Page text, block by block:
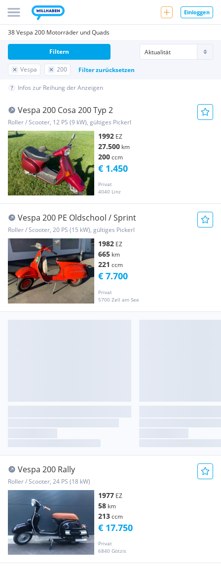
Einloggen
38 Vespa 200 Motorräder und Quads
Vespa 200 Filter zurücksetzen
Filtern
Infos zur Reihung der Anzeigen
Vespa 200 Cosa 200 Typ 2
Roller / Scooter, 12 PS (9 kW), gültiges Pickerl
1992 EZ
27.500 km
200ccm
Privat
4040 Linz
€ 1.450
Vespa 200 PE Oldschool / Sprint
Roller / Scooter, 20 PS (15 kW), gültiges Pickerl
1982 EZ
665 km
221 ccm
Privat
5700 Zell am See
€ 7.700
Vespa 200 Rally
Roller / Scooter, 24 PS (18 kW)
1977 EZ
58 km
213ccm
Privat
6840 Götzis
€ 17.750